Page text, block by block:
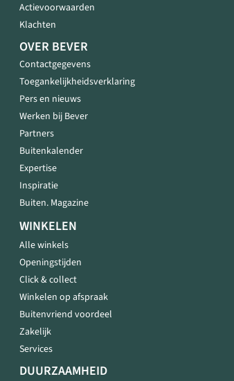
Actievoorwaarden
Klachten
OVER BEVER
Contactgegevens
Toegankelijkheidsverklaring
Pers en nieuws
Werken bij Bever
Partners
Buitenkalender
Expertise
Inspiratie
Buiten. Magazine
WINKELEN
Alle winkels
Openingstijden
Click & collect
Winkelen op afspraak
Buitenvriend voordeel
Zakelijk
Services
DUURZAAMHEID